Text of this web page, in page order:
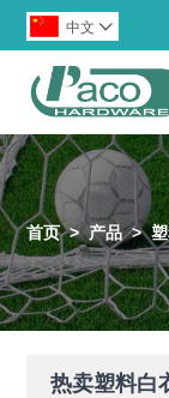
中文 
首页 > 产品 >
热卖塑料白